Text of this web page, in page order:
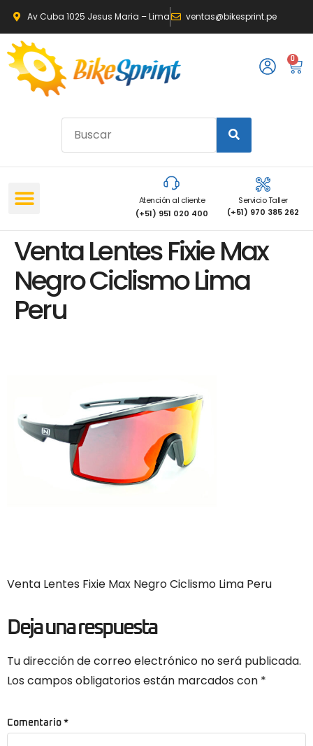
Av Cuba 1025 Jesus Maria – Lima ventas@bikesprint.pe
0
Atención al cliente
(+51) 951 020 400
Servicio Taller
(+51) 970 385 262
Venta Lentes Fixie Max
Negro Ciclismo Lima
Peru
Venta Lentes Fixie Max Negro Ciclismo Lima Peru
Deja una respuesta
Tu dirección de correo electrónico no será publicada.
Los campos obligatorios están marcados con *
Comentario *